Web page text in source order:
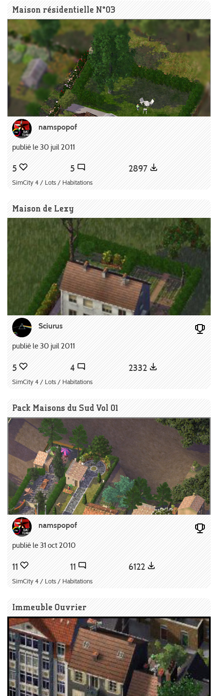
Maison résidentielle N°03
namspopof
publié le 30 juil 2011
5 5 2897
SimCity 4 / Lots / Habitations
Maison de Lexy
Sciurus
publié le 30 juil 2011
5 4 2332
SimCity 4 / Lots / Habitations
Pack Maisons du Sud Vol 01
namspopof
publié le 31 oct 2010
11 11 6122
SimCity 4 / Lots / Habitations
Immeuble Ouvrier